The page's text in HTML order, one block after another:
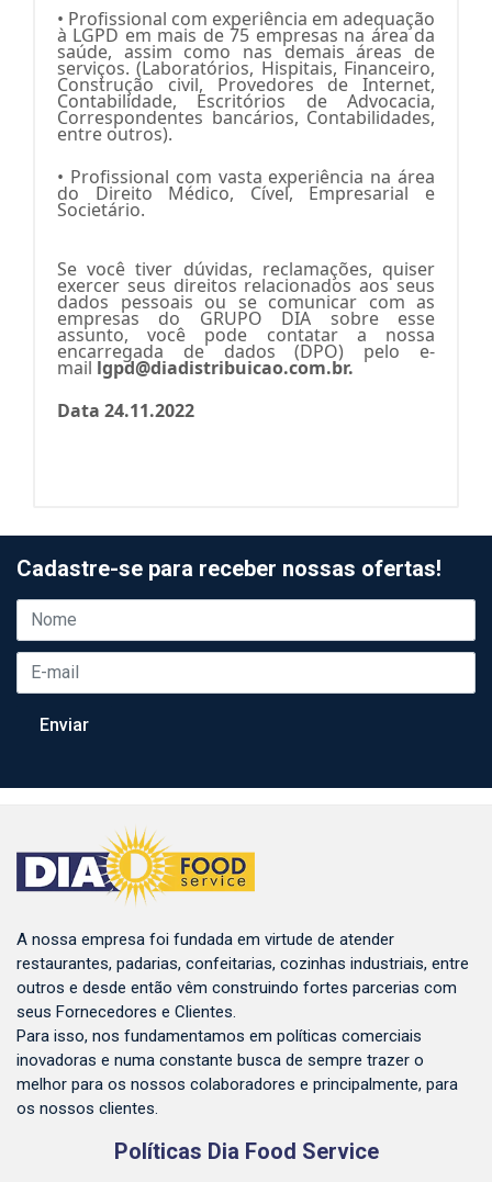
• Profissional com experiência em adequação
à LGPD em mais de 75 empresas na área da
saúde, assim como nas demais áreas de
serviços. (Laboratórios, Hispitais, Financeiro,
Construção civil, Provedores de Internet,
Contabilidade, Escritórios de Advocacia,
Correspondentes bancários, Contabilidades,
entre outros).
• Profissional com vasta experiência na área
do Direito Médico, Cível, Empresarial e
Societário.
Se você tiver dúvidas, reclamações, quiser
exercer seus direitos relacionados aos seus
dados pessoais ou se comunicar com as
empresas do GRUPO DIA sobre esse
assunto, você pode contatar a nossa
encarregada de dados (DPO) pelo e-
mail lgpd@diadistribuicao.com.br.
Data 24.11.2022
Cadastre-se para receber nossas ofertas!
A nossa empresa foi fundada em virtude de atender
restaurantes, padarias, confeitarias, cozinhas industriais, entre
outros e desde então vêm construindo fortes parcerias com
seus Fornecedores e Clientes.
Para isso, nos fundamentamos em políticas comerciais
inovadoras e numa constante busca de sempre trazer o
melhor para os nossos colaboradores e principalmente, para
os nossos clientes.
Políticas Dia Food Service